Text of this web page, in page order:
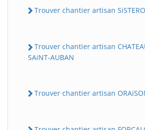
Trouver chantier artisan
Trouver chantier artisan
SAiNT-AUBAN
Trouver chantier artisan